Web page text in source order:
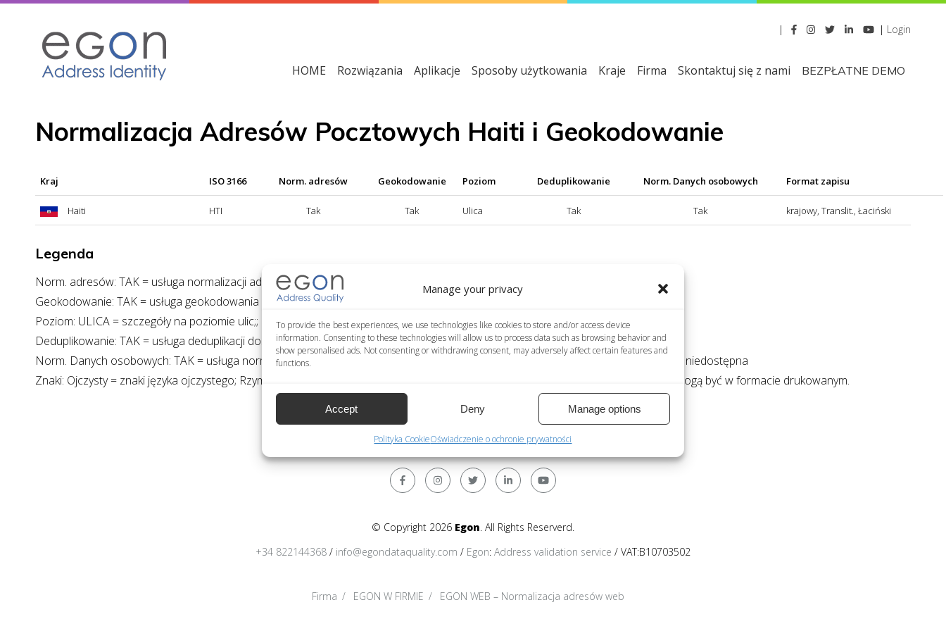
Manage your privacy
To provide the best experiences, we use technologies like cookies to store and/or access device
information. Consenting to these technologies will allow us to process data such as browsing behavior and
show personalised ads. Not consenting or withdrawing consent, may adversely affect certain features and
functions.
Accept Deny Manage options
Polityka CookieOświadczenie o ochronie prywatności
| | Login
HOME Rozwiązania Aplikacje Sposoby użytkowania Kraje Firma Skontaktuj się z nami BEZPŁATNE DEMO
Normalizacja Adresów Pocztowych Haiti i Geokodowanie
Kraj ISO 3166 Norm. adresów Geokodowanie Poziom Deduplikowanie Norm. Danych osobowych Format zapisu
Haiti HTI Tak Tak Ulica Tak Tak krajowy, Translit., Łaciński
Legenda
Norm. adresów: TAK = usługa normalizacji adresów dostępna; NIE = usługa normalizacji adresów niedostępna
Geokodowanie: TAK = usługa geokodowania dostępna; NIE = usługa geokodowania niedostępna
Poziom: ULICA = szczegóły na poziomie ulic;; MIEJSCOWOŚĆ = szczegóły na poziomie miejscowości
Deduplikowanie: TAK = usługa deduplikacji dostępna; NIE = usługa deduplikacji niedostępna
Norm. Danych osobowych: TAK = usługa normalizacji danych osobowych dostępna; NIE = usługa normalizacji danych osobowych niedostępna
Znaki: Ojczysty = znaki języka ojczystego; Rzymskie = znaki łacińskie; Międzynarodowy = format międzynarodowy. Wszystkie litery mogą być w formacie drukowanym.
© Copyright 2026 Egon. All Rights Reserverd.
+34 822144368 / info@egondataquality.com / Egon: Address validation service / VAT:B10703502
Firma EGON W FIRMIE EGON WEB – Normalizacja adresów web